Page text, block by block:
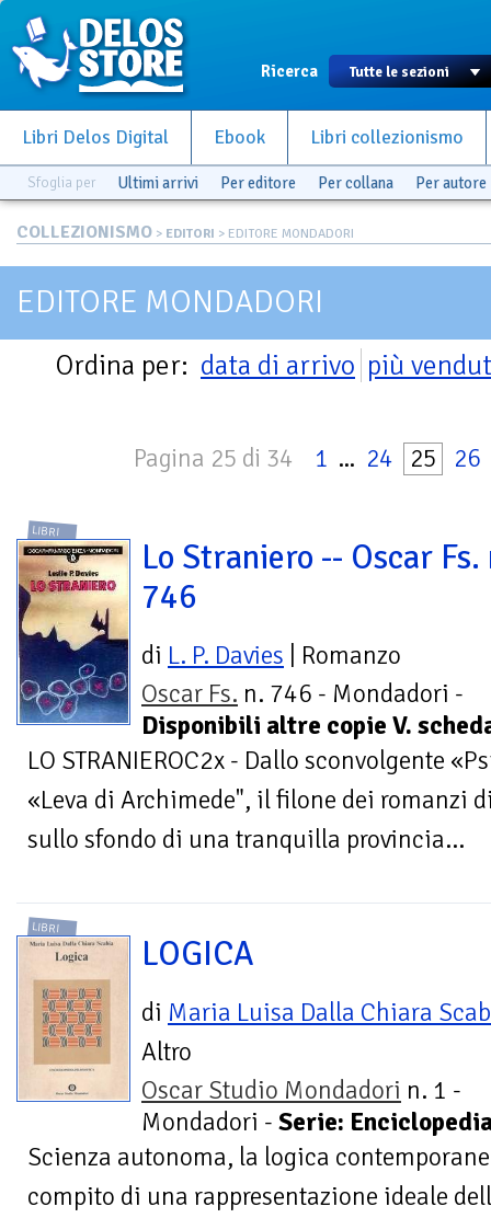
Ricerca
Libri Delos Digital Ebook Libri collezionismo
Sfoglia per Ultimi arrivi Per editore Per collana Per autore
COLLEZIONISMO > EDITORI > EDITORE MONDADORI
EDITORE MONDADORI
Ordina per: data di arrivo più
Pagina 25 di 34 1 ... 24 25 26
LIBRI
Lo Straniero -- Oscar Fs.
746
di L. P. Davies | Romanzo
Oscar Fs. n. 746 - Mondadori -
Disponibili altre copie V.
LO STRANIEROC2x - Dallo sconvolgente
«Leva di Archimede", il filone dei romanzi
sullo sfondo di una tranquilla provincia...
LIBRI
LOGICA
di Maria Luisa Dalla Chiara
Altro
Oscar Studio Mondadori n. 1 -
Mondadori - Serie:
Scienza autonoma, la logica
compito di una rappresentazione ideale